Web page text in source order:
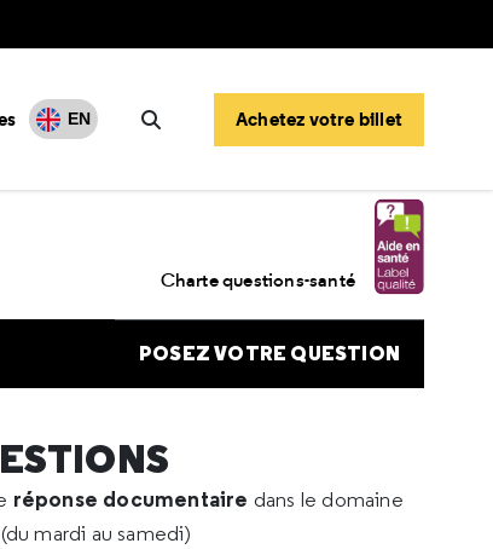
EN
Rechercher
Achetez votre billet
Charte questions-santé
POSEZ VOTRE QUESTION
réponse documentaire dans le domaine
(du mardi au samedi)